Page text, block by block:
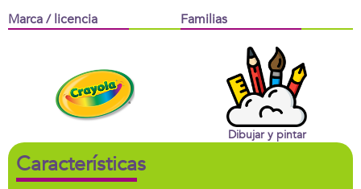
Marca / licencia Familias
Dibujar y pintar
Características